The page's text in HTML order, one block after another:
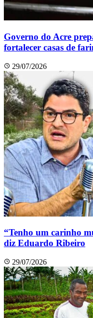
Governo do Acre
fortalecer casas de
29/07/2026
“Tenho um carinho
diz Eduardo Ribeiro
29/07/2026